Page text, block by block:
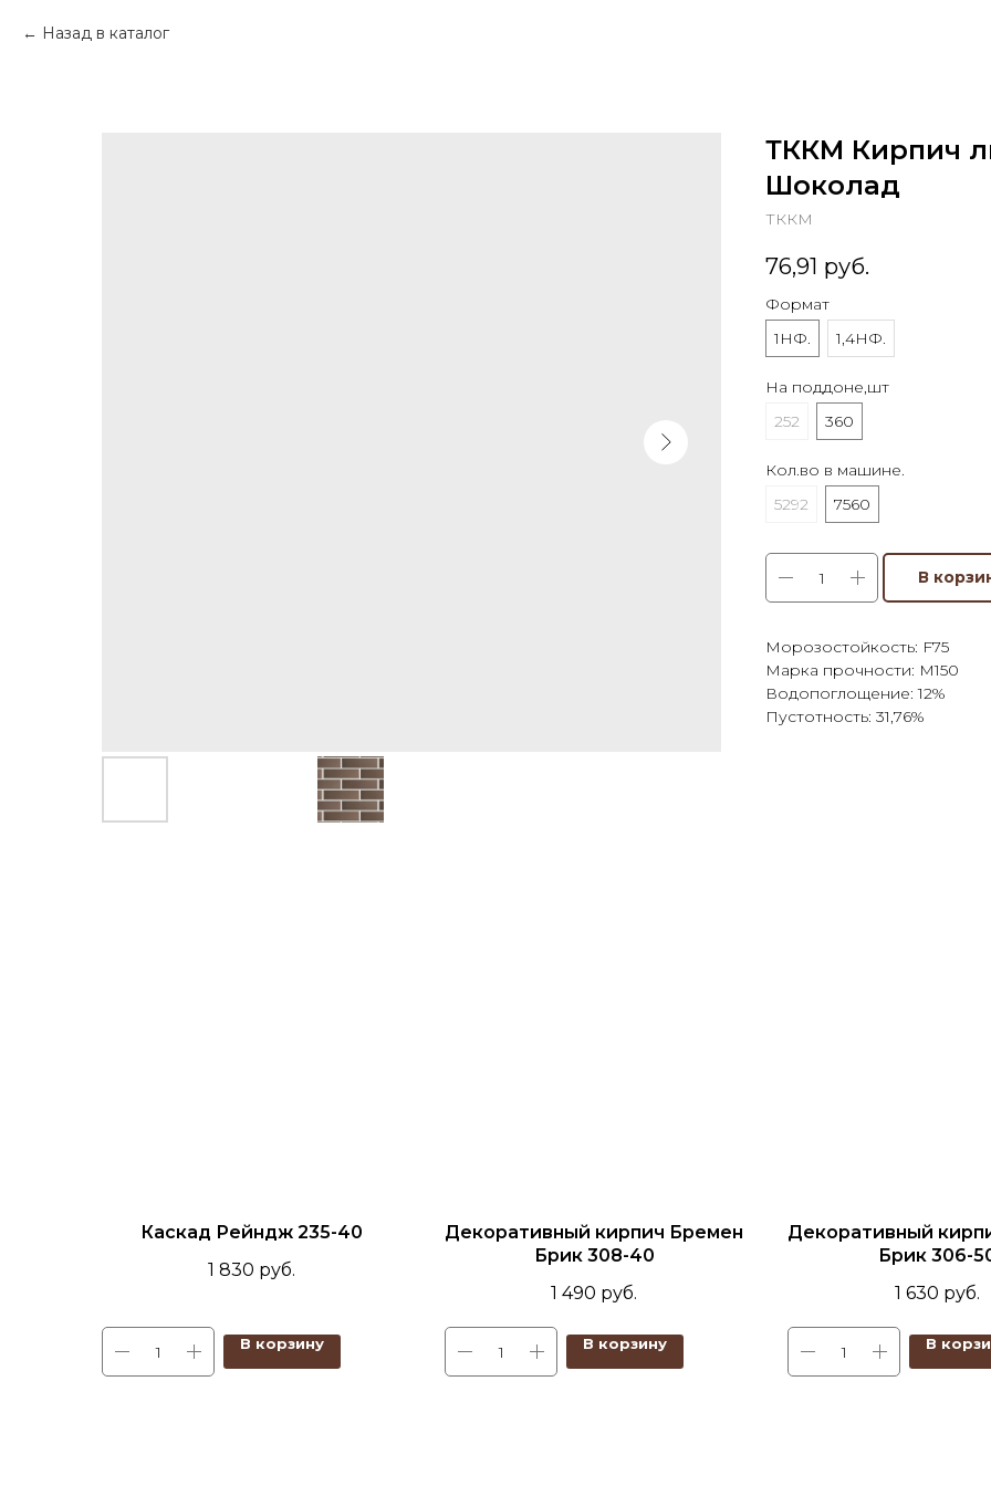
Назад в каталог
ТККМ Кирпич
Шоколад
ТККМ
76,91 руб.
Формат
1НФ.
1,4НФ.
На поддоне,шт
252
360
Кол.во в машине.
5292
7560
В
Морозостойкость: F75
Марка прочности: М150
Водопоглощение: 12%
Пустотность: 31,76%
Каскад Рейндж 235-40
1 830 руб.
В корзину
Декоративный кирпич Бремен
Брик 308-40
1 490 руб.
В корзину
Декоративный
Брик 306-
1 630 руб.
В